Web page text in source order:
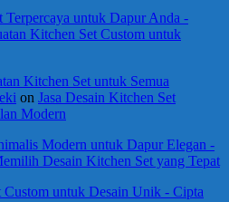
Terpercaya untuk Dapur Anda -
Kitchen Set Custom untuk
Kitchen Set untuk Semua
on Jasa Desain Kitchen Set
Modern
Modern untuk Dapur Elegan -
Desain Kitchen Set yang Tepat
Custom untuk Desain Unik - Cipta